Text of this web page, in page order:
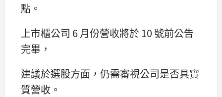
點。
上市櫃公司 6 月份營收將於 10 號前公告
完畢，
建議於選股方面，仍需審視公司是否具實
質營收。